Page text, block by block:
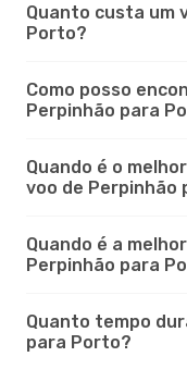
Quanto custa um
Porto?
Como posso
Perpinhão para
Quando é o
voo de Perpinhão
Quando é a
Perpinhão para
Quanto tempo
para Porto?